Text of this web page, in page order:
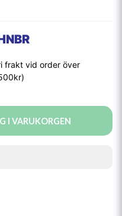
I VARUKORGEN